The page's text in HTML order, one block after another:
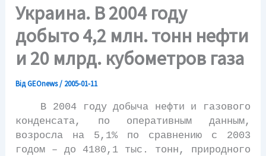
Украина. В 2004 году
добыто 4,2 млн. тонн нефти
и 20 млрд. кубометров газа
ВідGEOnews/ 2005-01-11
В 2004 году добыча нефти и газового
конденсата, по оперативным данным,
возросла на 5,1% по сравнению с 2003
годом – до 4180,1 тыс. тонн, природного